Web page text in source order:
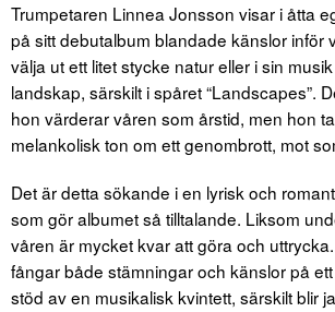
Trumpetaren Linnea Jonsson visar i åtta
på sitt debutalbum blandade känslor inför
välja ut ett litet stycke natur eller i sin
landskap, särskilt i spåret “Landscapes”.
hon värderar våren som årstid, men hon
melankolisk ton om ett genombrott, mot
Det är detta sökande i en lyrisk och
som gör albumet så tilltalande. Liksom
våren är mycket kvar att göra och
fångar både stämningar och känslor på
stöd av en musikalisk kvintett, särskilt blir